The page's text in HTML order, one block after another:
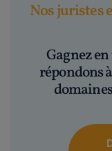
Nos juristes
Gagnez
répondons